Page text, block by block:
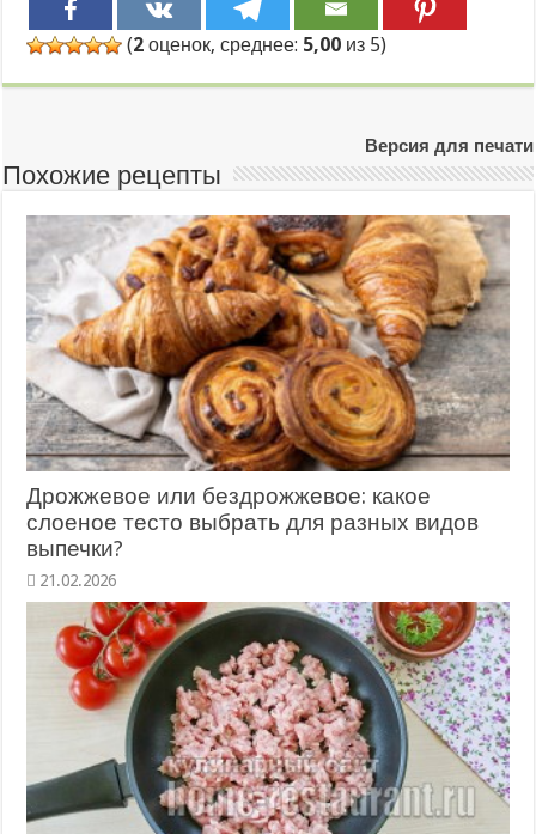
(2 оценок, среднее: 5,00 из 5)
Версия для печати
Похожие рецепты
Дрожжевое или бездрожжевое: какое
слоеное тесто выбрать для разных видов
выпечки?
21.02.2026